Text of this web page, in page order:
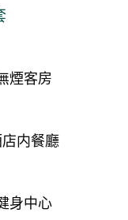
煙客房
内餐廳
身中心